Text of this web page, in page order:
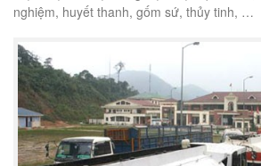
nghiệm, huyết thanh, gốm sứ, thủy tinh, …